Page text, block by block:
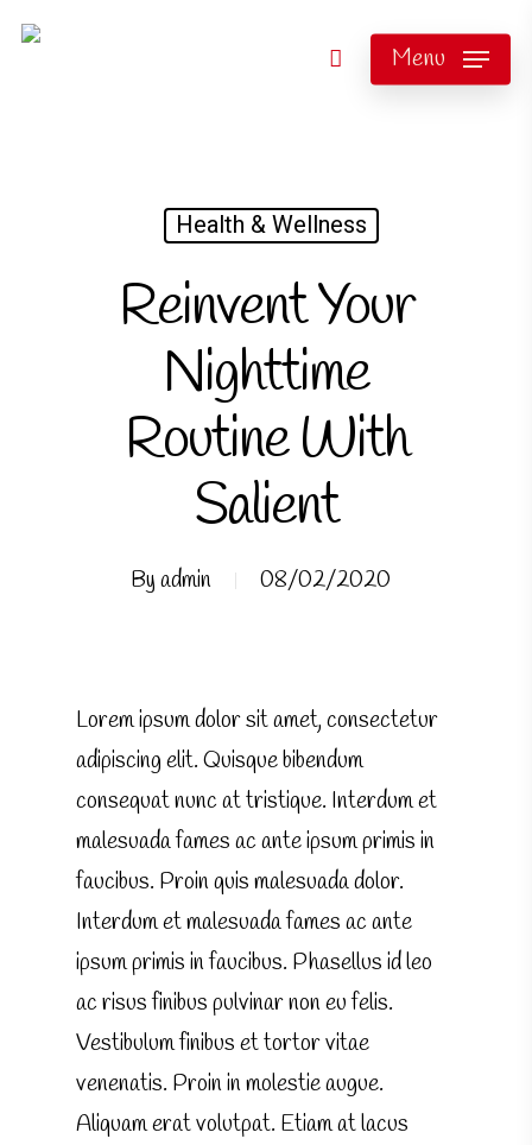
Menu
Health & Wellness
Reinvent Your
Nighttime
Routine With
Salient
Byadmin 08/02/2020
Lorem ipsum dolor sit amet, consectetur
adipiscing elit. Quisque bibendum
consequat nunc at tristique. Interdum et
malesuada fames ac ante ipsum primis in
faucibus. Proin quis malesuada dolor.
Interdum et malesuada fames ac ante
ipsum primis in faucibus. Phasellus id leo
ac risus finibus pulvinar non eu felis.
Vestibulum finibus et tortor vitae
venenatis. Proin in molestie augue.
Aliquam erat volutpat. Etiam at lacus